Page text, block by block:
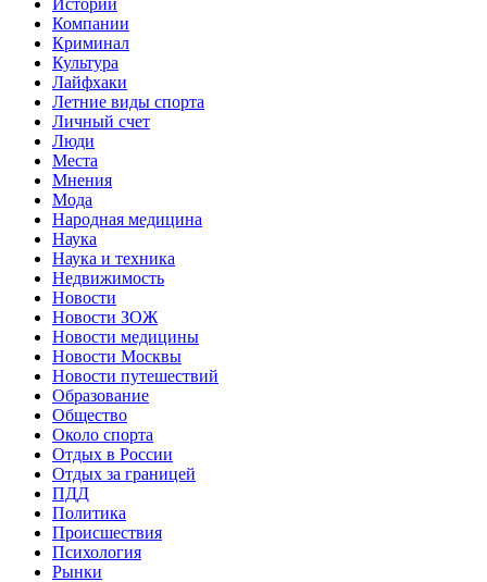
Истории
Компании
Криминал
Культура
Лайфхаки
Летние виды спорта
Личный счет
Люди
Места
Мнения
Мода
Народная медицина
Наука
Наука и техника
Недвижимость
Новости
Новости ЗОЖ
Новости медицины
Новости Москвы
Новости путешествий
Образование
Общество
Около спорта
Отдых в России
Отдых за границей
ПДД
Политика
Происшествия
Психология
Рынки